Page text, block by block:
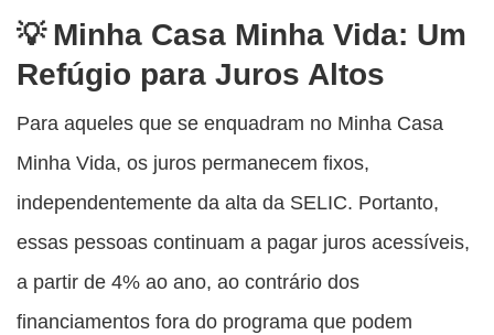
Minha Casa Minha Vida: Um
Refúgio para Juros Altos
Para aqueles que se enquadram no Minha Casa
Minha Vida, os juros permanecem fixos,
independentemente da alta da SELIC. Portanto,
essas pessoas continuam a pagar juros acessíveis,
a partir de 4% ao ano, ao contrário dos
financiamentos fora do programa que podem